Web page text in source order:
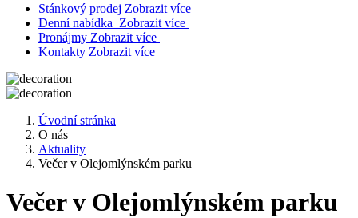
Stánkový prodej Zobrazit více
Denní nabídka Zobrazit více
Pronájmy Zobrazit více
Kontakty Zobrazit více
Úvodní stránka
O nás
Aktuality
Večer v Olejomlýnském parku
Večer v Olejomlýnském parku